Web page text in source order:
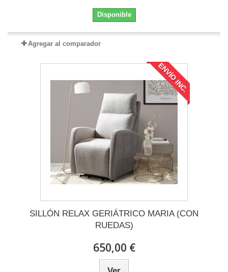
Disponible
Agregar al comparador
ENVÍO INC.
SILLÓN RELAX GERIÁTRICO MARIA (CON
RUEDAS)
650,00 €